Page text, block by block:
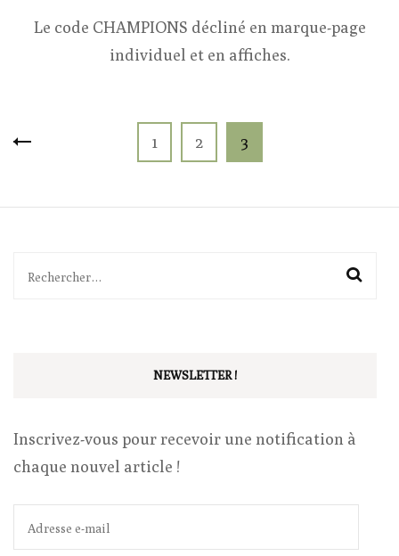
Le code CHAMPIONS décliné en marque-page
individuel et en affiches.
Pagination
Page
1 Page
2 Page
3
Rechercher :
NEWSLETTER !
Inscrivez-vous pour recevoir une notification à
chaque nouvel article !
e-